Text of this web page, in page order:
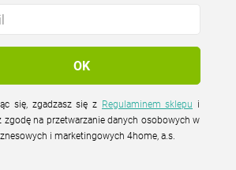
się, zgadzasz się z Regulaminem sklepu
zgodę na przetwarzanie danych osobowych w
i marketingowych 4home, a.s.